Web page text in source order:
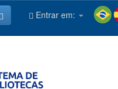
Entrar em: